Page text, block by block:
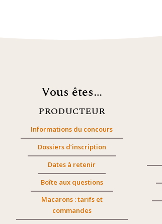
Vous êtes…
PRODUCTEUR
Informations du concours
Dossiers d’inscription
Dates à retenir
Boîte aux questions
Macarons : tarifs et
commandes